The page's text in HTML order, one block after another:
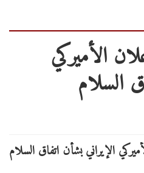
الأميركي
السلام